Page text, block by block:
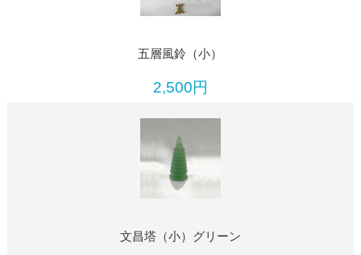
五層風鈴（小）
2,500円
文昌塔（小）グリーン